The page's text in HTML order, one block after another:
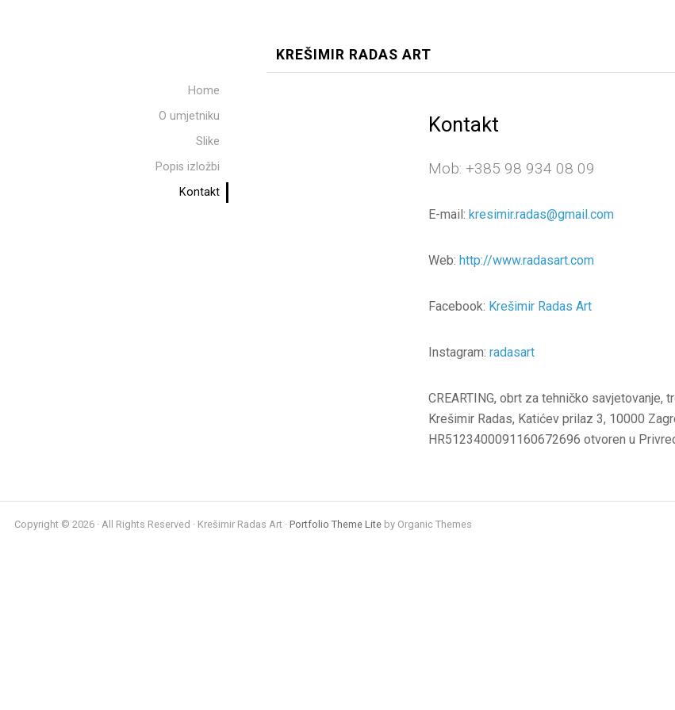
Home
O umjetniku
Slike
Popis izložbi
Kontakt
KREŠIMIR RADAS ART
Kontakt
Mob: +385 98 934 08 09
E-mail:kresimir.radas@gmail.com
Web:http://www.radasart.com
Facebook: Krešimir Radas Art
Instagram:radasart
CREARTING, obrt za tehničko savjetovanje,
Krešimir Radas, Katićev prilaz 3, 10000
HR5123400091160672696 otvoren u
Copyright © 2026 · All Rights Reserved · Krešimir Radas Art · Portfolio Theme Lite by Organic Themes